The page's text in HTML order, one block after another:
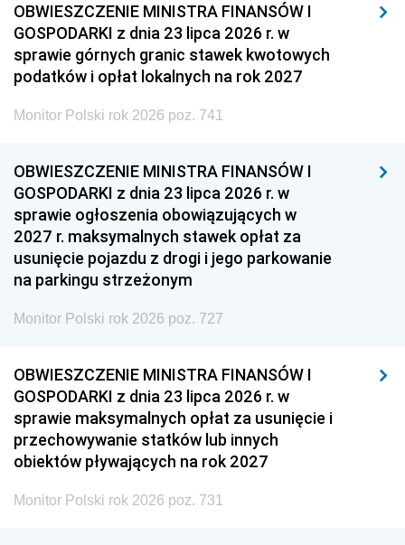
OBWIESZCZENIE MINISTRA FINANSÓW I
GOSPODARKI z dnia 23 lipca 2026 r. w
sprawie górnych granic stawek kwotowych
podatków i opłat lokalnych na rok 2027
Monitor Polski rok 2026 poz. 741
OBWIESZCZENIE MINISTRA FINANSÓW I
GOSPODARKI z dnia 23 lipca 2026 r. w
sprawie ogłoszenia obowiązujących w
2027 r. maksymalnych stawek opłat za
usunięcie pojazdu z drogi i jego parkowanie
na parkingu strzeżonym
Monitor Polski rok 2026 poz. 727
OBWIESZCZENIE MINISTRA FINANSÓW I
GOSPODARKI z dnia 23 lipca 2026 r. w
sprawie maksymalnych opłat za usunięcie i
przechowywanie statków lub innych
obiektów pływających na rok 2027
Monitor Polski rok 2026 poz. 731